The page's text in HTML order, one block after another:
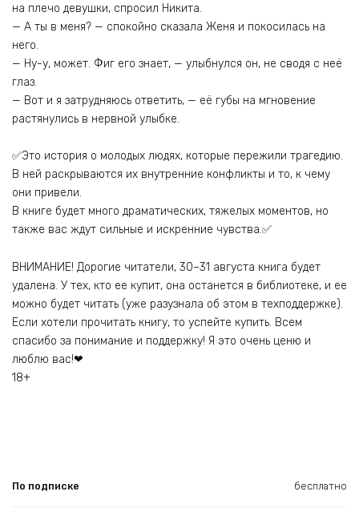
на плечо девушки, спросил Никита.
— А ты в меня? — спокойно сказала Женя и покосилась на
него.
— Ну-у, может. Фиг его знает, — улыбнулся он, не сводя с неё
глаз.
— Вот и я затрудняюсь ответить, — её губы на мгновение
растянулись в нервной улыбке.
✅Это история о молодых людях, которые пережили трагедию.
В ней раскрываются их внутренние конфликты и то, к чему
они привели.
В книге будет много драматических, тяжелых моментов, но
также вас ждут сильные и искренние чувства.✅
ВНИМАНИЕ! Дорогие читатели, 30–31 августа книга будет
удалена. У тех, кто ее купит, она останется в библиотеке, и ее
можно будет читать (уже разузнала об этом в техподдержке).
Если хотели прочитать книгу, то успейте купить. Всем
спасибо за понимание и поддержку! Я это очень ценю и
люблю вас!❤
18+
По подписке бесплатно